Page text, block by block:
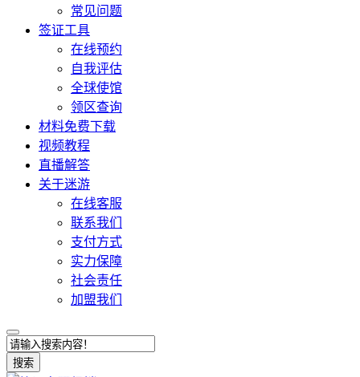
常见问题
签证工具
在线预约
自我评估
全球使馆
领区查询
材料免费下载
视频教程
直播解答
关于迷游
在线客服
联系我们
支付方式
实力保障
社会责任
加盟我们
搜索